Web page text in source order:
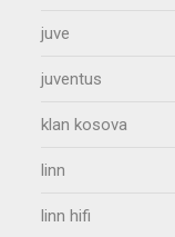
juve
juventus
klan kosova
linn
linn hifi